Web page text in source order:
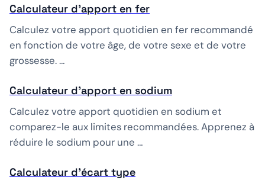
Calculateur d'apport en fer
Calculez votre apport quotidien en fer recommandé
en fonction de votre âge, de votre sexe et de votre
grossesse. …
Calculateur d'apport en sodium
Calculez votre apport quotidien en sodium et
comparez-le aux limites recommandées. Apprenez à
réduire le sodium pour une …
Calculateur d'écart type